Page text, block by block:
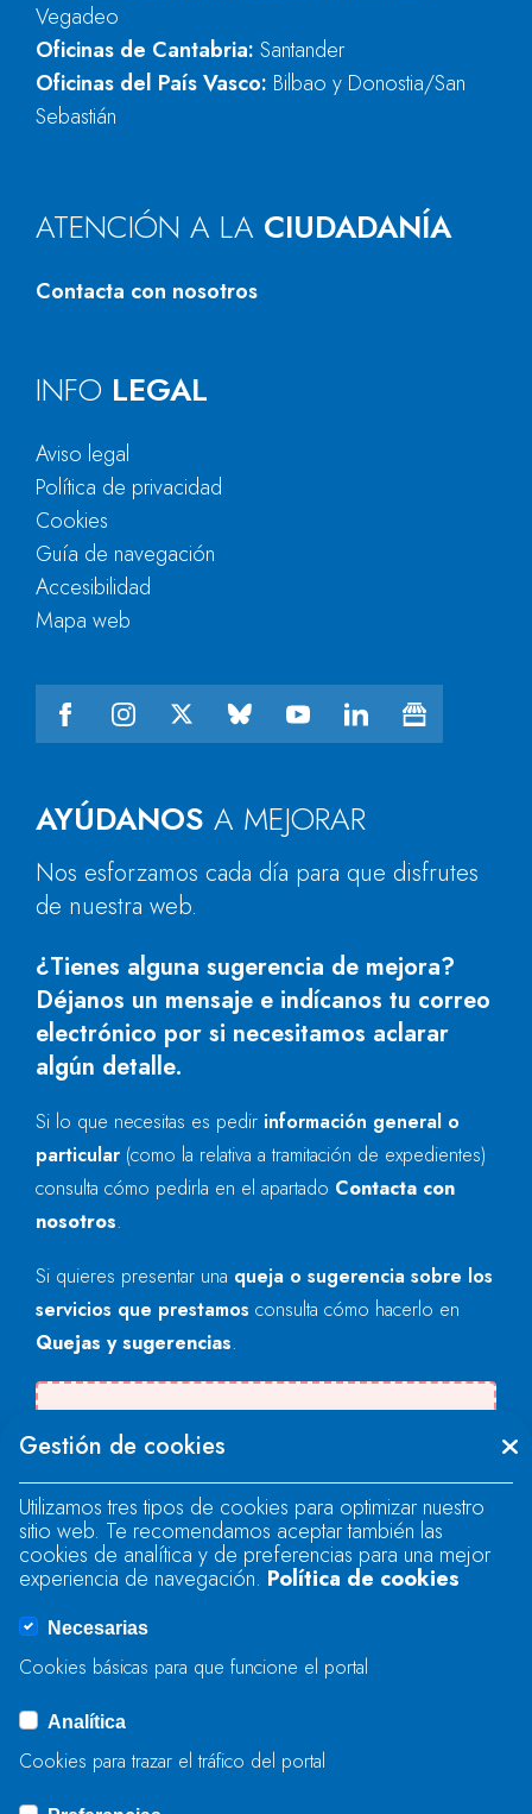
Vegadeo
Oficinas de Cantabria: Santander
Oficinas del País Vasco: Bilbao y Donostia/San
Sebastián
ATENCIÓN A LA CIUDADANÍA
Contacta con nosotros
AYÚDANOS A MEJORAR
Nos esforzamos cada día para que disfrutes
de nuestra web.
¿Tienes alguna sugerencia de mejora?
Déjanos un mensaje e indícanos tu correo
electrónico por si necesitamos aclarar
algún detalle.
Si lo que necesitas es pedir información general o
particular (como la relativa a tramitación de expedientes)
consulta cómo pedirla en el apartado Contacta con
nosotros.
Si quieres presentar una queja o sugerencia sobre los
servicios que prestamos consulta cómo hacerlo en
Quejas y sugerencias.
"text".
Se produjo un error al cargar el campo
"text".
Se produjo un error al cargar el campo
ENVIAR
INFO LEGAL
Aviso legal
Política de privacidad
Cookies
Guía de navegación
Accesibilidad
Mapa web
Gestión de cookies
Utilizamos tres tipos de cookies para optimizar nuestro
sitio web. Te recomendamos aceptar también las
cookies de analítica y de preferencias para una mejor
experiencia de navegación. Política de cookies
Necesarias
Cookies básicas para que funcione el portal
Analítica
Cookies para trazar el tráfico del portal